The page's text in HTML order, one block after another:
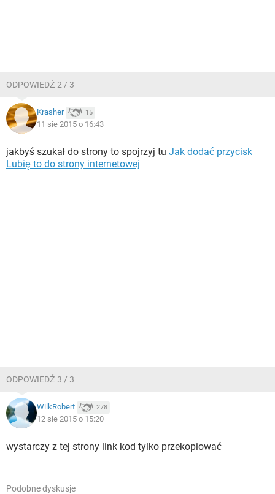
ODPOWIEDŹ 2 / 3
Krasher 15
11 sie 2015 o 16:43
jakbyś szukał do strony to spojrzyj tu Jak dodać przycisk
Lubię to do strony internetowej
ODPOWIEDŹ 3 / 3
WilkRobert 278
12 sie 2015 o 15:20
wystarczy z tej strony link kod tylko przekopiować
Podobne dyskusje